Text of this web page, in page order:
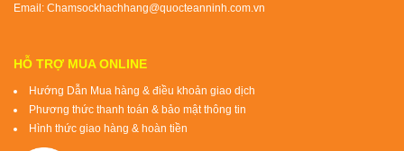
Email: Chamsockhachhang@quocteanninh.com.vn
HỖ TRỢ MUA ONLINE
Hướng Dẫn Mua hàng & điều khoản giao dịch
Phương thức thanh toán & bảo mật thông tin
Hình thức giao hàng & hoàn tiền